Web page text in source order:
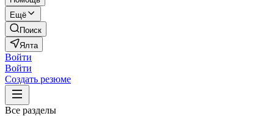
Ещё
Поиск
Ялта
Войти
Войти
Создать резюме
Все разделы